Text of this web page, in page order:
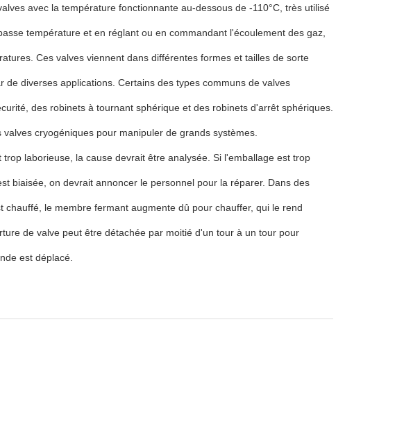
avec la température fonctionnante au-dessous de -110°C, très utilisé
température et en réglant ou en commandant l'écoulement des gaz,
Ces valves viennent dans différentes formes et tailles de sorte
diverses applications. Certains des types communs de valves
des robinets à tournant sphérique et des robinets d'arrêt sphériques.
cryogéniques pour manipuler de grands systèmes.
laborieuse, la cause devrait être analysée. Si l'emballage est trop
biaisée, on devrait annoncer le personnel pour la réparer. Dans des
le membre fermant augmente dû pour chauffer, qui le rend
de valve peut être détachée par moitié d'un tour à un tour pour
est déplacé.